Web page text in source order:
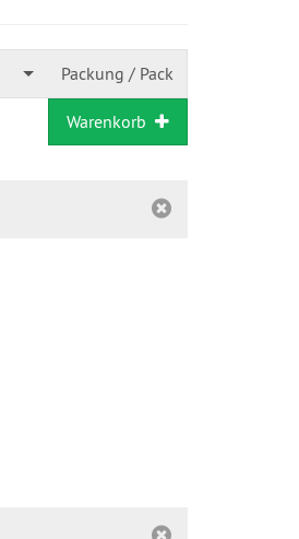
Packung / Pack
Warenkorb